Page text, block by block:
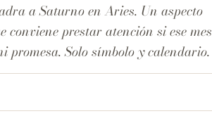
a Saturno en Aries. Un aspecto
prestar atención si ese mes
promesa. Solo símbolo y calendario.